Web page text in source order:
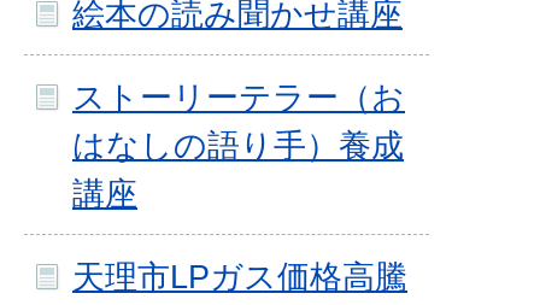
絵本の読み聞かせ講座
ストーリーテラー（お
はなしの語り手）養成
講座
天理市LPガス価格高騰